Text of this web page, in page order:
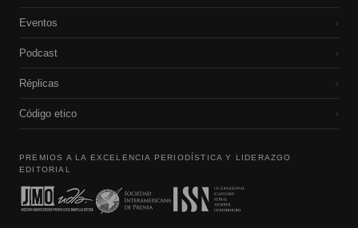
Eventos ›
Podcast ›
Réplicas ›
Código etico ›
PREMIOS A LA EXCELENCIA PERIODÍSTICA Y LIDERAZGO
EDITORIAL